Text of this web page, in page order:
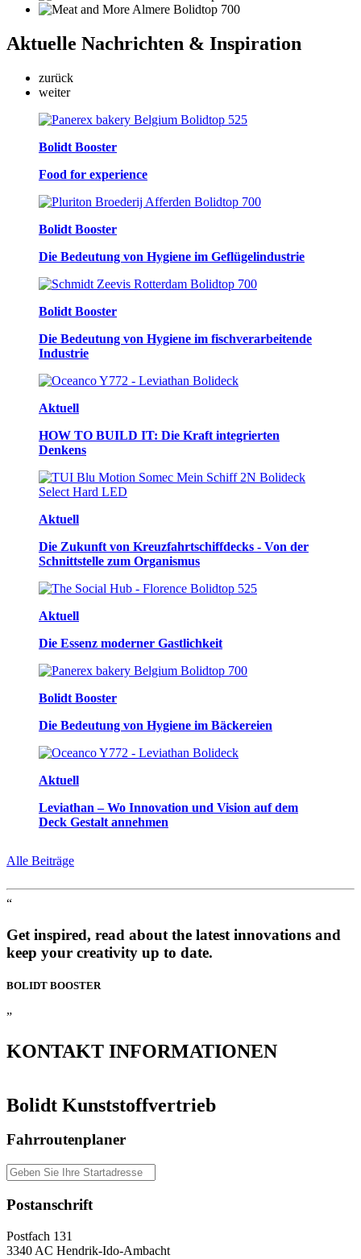
Aktuelle Nachrichten & Inspiration
zurück
weiter
Bolidt Booster
Food for experience
Bolidt Booster
Die Bedeutung von Hygiene im Geflügelindustrie
Bolidt Booster
Die Bedeutung von Hygiene im fischverarbeitende
Industrie
Aktuell
HOW TO BUILD IT: Die Kraft integrierten
Denkens
Aktuell
Die Zukunft von Kreuzfahrtschiffdecks - Von der
Schnittstelle zum Organismus
Aktuell
Die Essenz moderner Gastlichkeit
Bolidt Booster
Die Bedeutung von Hygiene im Bäckereien
Aktuell
Leviathan – Wo Innovation und Vision auf dem
Deck Gestalt annehmen
Alle Beiträge
“
Get inspired, read about the latest innovations and
keep your creativity up to date.
BOLIDT BOOSTER
”
KONTAKT INFORMATIONEN
Bolidt Kunststoffvertrieb
Fahrroutenplaner
Postanschrift
Postfach 131
3340 AC Hendrik-Ido-Ambacht